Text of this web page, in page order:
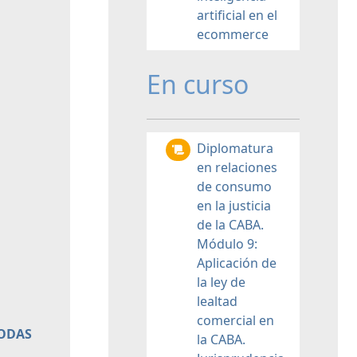
artificial en el
ecommerce
En curso
Diplomatura
en relaciones
de consumo
en la justicia
de la CABA.
Módulo 9:
Aplicación de
la ley de
lealtad
comercial en
la CABA.